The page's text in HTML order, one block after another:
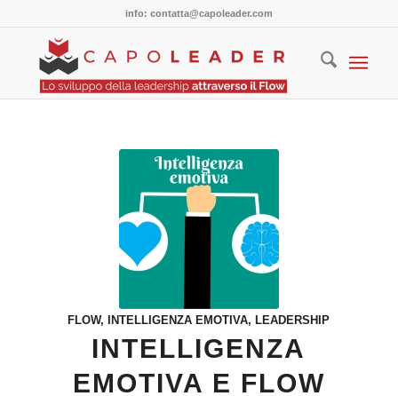
info: contatta@capoleader.com
FLOW, INTELLIGENZA EMOTIVA, LEADERSHIP
INTELLIGENZA
EMOTIVA E FLOW